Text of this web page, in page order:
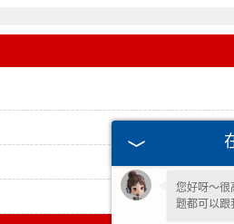
欢迎您的
您好呀～很
题都可以跟